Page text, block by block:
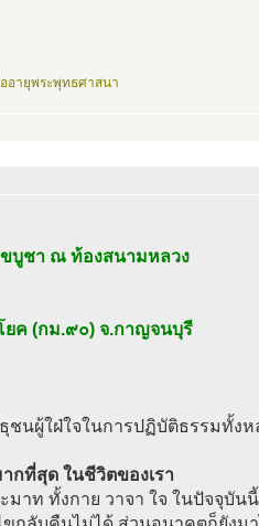
อายุพระพุทธศาสนา
บูชา ณ ท้องสนามหลวง
ยค (กม.๙๐) จ.กาญจนบุรี
นผู้ใฝ่ใจในการปฏิบัติธรรมทั้งห
ที่สุด ในชีวิตของเรา
มาท ทั้งกาย วาจา ใจ ในปัจจุบัน